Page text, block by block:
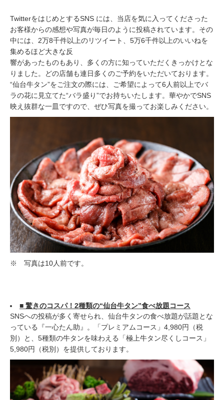
TwitterをはじめとするSNS には、当店を気に入ってくださった
お客様からの感想や写真が毎日のように投稿されています。その
中には、2万8千件以上のリツイート、5万6千件以上のいいねを
集めるほど大きな反
響があったものもあり、多くの方に知っていただくきっかけとな
りました。どの店舗も連日多くのご予約をいただいております。
“仙台牛タン”をご注文の際には、ご希望によって6人前以上でバ
ラの花に見立てた“バラ盛り”でお持ちいたします。華やかでSNS
映え抜群な一皿ですので、ぜひ写真を撮ってお楽しみください。
※ 写真は10人前です。
■ 驚きのコスパ！2種類の“仙台牛タン”食べ放題コース
SNSへの投稿が多く寄せられ、仙台牛タンの食べ放題が話題とな
っている『一心たん助』。「プレミアムコース」4,980円（税
別）と、5種類の牛タンを味わえる「極上牛タン尽くしコース」
5,980円（税別）を提供しております。